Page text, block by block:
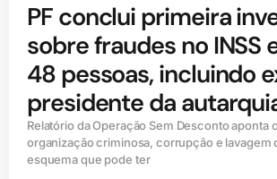
PF conclui primeira
sobre fraudes no INSS
48 pessoas, incluindo
presidente da
Relatório da Operação Sem Desconto aponta
organização criminosa, corrupção e lavagem
esquema que pode ter